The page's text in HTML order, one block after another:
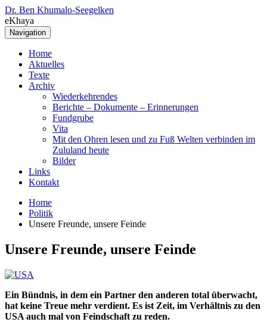
Dr. Ben Khumalo-Seegelken
eKhaya
Navigation
Home
Aktuelles
Texte
Archiv
Wiederkehrendes
Berichte – Dokumente – Erinnerungen
Fundgrube
Vita
Mit den Ohren lesen und zu Fuß Welten verbinden im
Zululand heute
Bilder
Links
Kontakt
Home
Politik
Unsere Freunde, unsere Feinde
Unsere Freunde, unsere Feinde
Ein Bündnis, in dem ein Partner den anderen total überwacht,
hat keine Treue mehr verdient. Es ist Zeit, im Verhältnis zu den
USA auch mal von Feindschaft zu reden.